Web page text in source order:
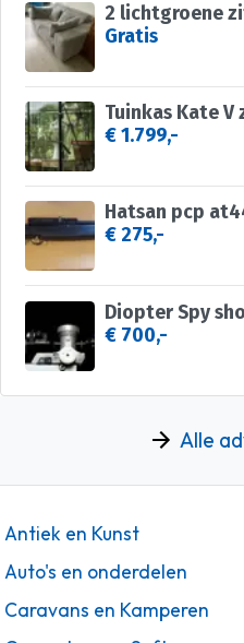
2 lichtgroene
Gratis
Tuinkas Kate V
€ 1.799,-
Hatsan pcp
€ 275,-
€ 700,-
Alle
Antiek en Kunst
Auto's en onderdelen
Caravans en Kamperen